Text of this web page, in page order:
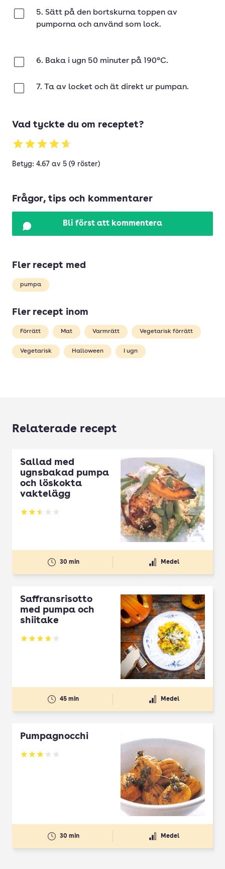
5. Sätt på den bortskurna toppen av
pumporna och använd som lock.
6. Baka i ugn 50 minuter på 190°C.
7. Ta av locket och ät direkt ur pumpan.
Vad tyckte du om receptet?
Betyg: 4.67 av 5 (9 röster)
Frågor, tips och kommentarer
Bli först att kommentera
Fler recept med
pumpa
Fler recept inom
Förrätt Mat Varmrätt Vegetarisk förrätt
Vegetarisk Halloween I ugn
Relaterade recept
Sallad med
ugnsbakad pumpa
och löskokta
vaktelägg
Betyg: 2.5 av 5
30 min Medel
Saffransrisotto
med pumpa och
shiitake
Betyg: 3.8 av 5
45 min Medel
Pumpagnocchi
Betyg: 3 av 5
30 min Medel